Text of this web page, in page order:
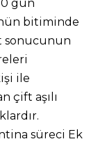
gün
bitiminde
sonucunun
ile
çift aşılı
süreci Ek